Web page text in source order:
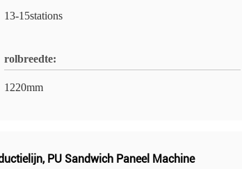
13-15stations
rolbreedte:
1220mm
, PU Sandwich Paneel Machine